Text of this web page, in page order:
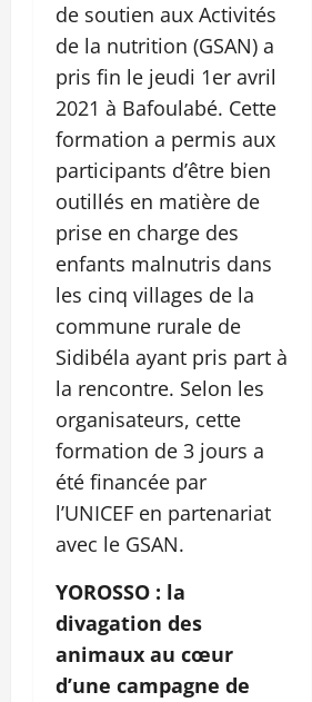
de soutien aux Activités
de la nutrition (GSAN) a
pris fin le jeudi 1er avril
2021 à Bafoulabé. Cette
formation a permis aux
participants d’être bien
outillés en matière de
prise en charge des
enfants malnutris dans
les cinq villages de la
commune rurale de
Sidibéla ayant pris part à
la rencontre. Selon les
organisateurs, cette
formation de 3 jours a
été financée par
l’UNICEF en partenariat
avec le GSAN.
YOROSSO : la
divagation des
animaux au cœur
d’une campagne de